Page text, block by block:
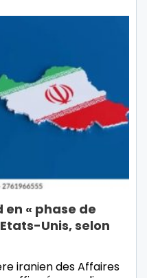
en « phase de
Unis, selon
iranien des Affaires